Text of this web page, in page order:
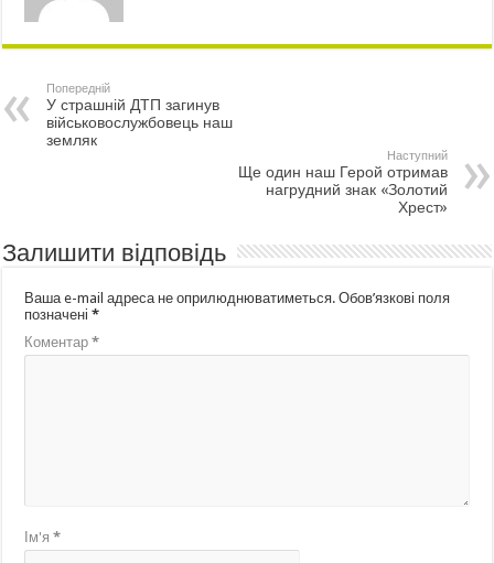
Попередній
У страшній ДТП загинув
військовослужбовець наш
земляк
Наступний
Ще один наш Герой отримав
нагрудний знак «Золотий
Хрест»
Залишити відповідь
Ваша e-mail адреса не оприлюднюватиметься. Обов’язкові поля
позначені*
Коментар*
Ім'я*